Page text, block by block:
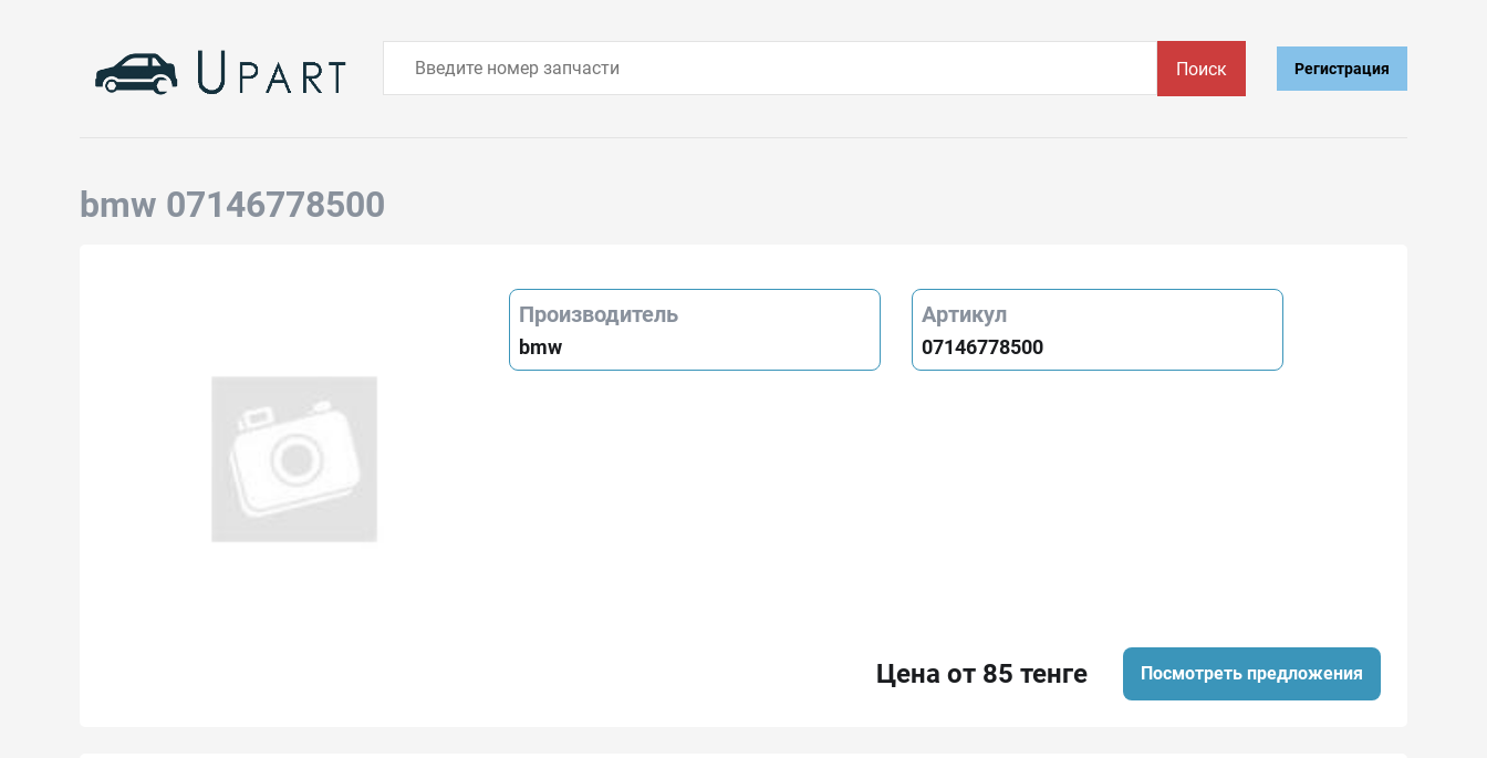
Поиск Регистрация
bmw 07146778500
Производитель
bmw
Артикул
07146778500
Цена от 85 тенге Посмотреть предложения